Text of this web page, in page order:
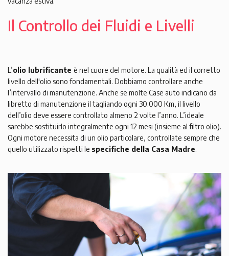
Il Controllo dei Fluidi e Livelli
L’olio lubrificante è nel cuore del motore. La qualità ed il corretto
livello dell'olio sono fondamentali. Dobbiamo controllare anche
l’intervallo di manutenzione. Anche se molte Case auto indicano da
libretto di manutenzione il tagliando ogni 30.000 Km, il livello
dell’olio deve essere controllato almeno 2 volte l’anno. L’ideale
sarebbe sostituirlo integralmente ogni 12 mesi (insieme al filtro olio).
Ogni motore necessita di un olio particolare, controllate sempre che
quello utilizzato rispetti le specifiche della Casa Madre.